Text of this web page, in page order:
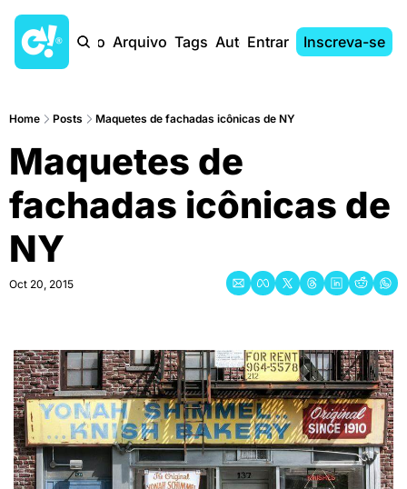
Início Arquivo Tags AutoresEntrar Inscreva-se
Home Posts Maquetes de fachadas icônicas de NY
Maquetes de
fachadas icônicas de
NY
Oct 20, 2015